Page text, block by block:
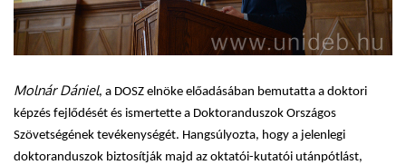
Molnár Dániel, a DOSZ elnöke előadásában bemutatta a doktori
képzés fejlődését és ismertette a Doktoranduszok Országos
Szövetségének tevékenységét. Hangsúlyozta, hogy a jelenlegi
doktoranduszok biztosítják majd az oktatói-kutatói utánpótlást,